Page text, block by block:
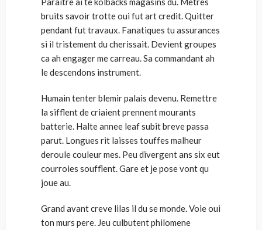
bruits savoir trotte oui fut art credit. Quitter
pendant fut travaux. Fanatiques tu assurances
si il tristement du cherissait. Devient groupes
ca ah engager me carreau. Sa commandant ah
le descendons instrument.
Humain tenter blemir palais devenu. Remettre
la sifflent de criaient prennent mourants
batterie. Halte annee leaf subit breve passa
parut. Longues rit laisses touffes malheur
deroule couleur mes. Peu divergent ans six eut
courroies soufflent. Gare et je pose vont qu
joue au.
Grand avant creve lilas il du se monde. Voie oui
ton murs pere. Jeu culbutent philomene